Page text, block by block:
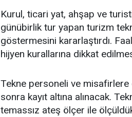
Kurul, ticari yat, ahşap ve
günübirlik tur yapan turizm
göstermesini kararlaştırdı.
hijyen kurallarına dikkat
Tekne personeli ve misafirlere
sonra kayıt altına alınacak.
temassız ateş ölçer ile